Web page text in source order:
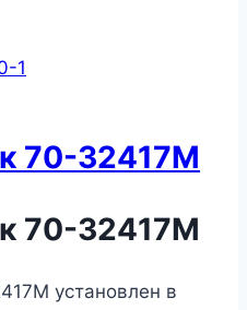
70-32417М
70-32417М
установлен в